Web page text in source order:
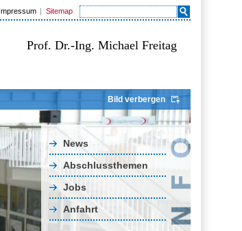
Impressum Sitemap
Prof. Dr.-Ing. Michael Freitag
Bild verbergen
News
Abschlussthemen
Jobs
Anfahrt